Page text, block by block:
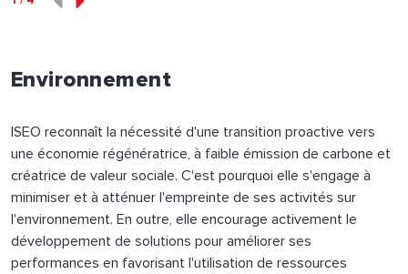
Environnement
ISEO reconnaît la nécessité d'une transition proactive vers
une économie régénératrice, à faible émission de carbone et
créatrice de valeur sociale. C'est pourquoi elle s'engage à
minimiser et à atténuer l'empreinte de ses activités sur
l'environnement. En outre, elle encourage activement le
développement de solutions pour améliorer ses
performances en favorisant l'utilisation de ressources